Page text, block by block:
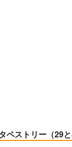
ペストリー（29と